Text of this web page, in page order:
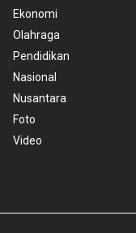
Ekonomi
Olahraga
Pendidikan
Nasional
Nusantara
Foto
Video